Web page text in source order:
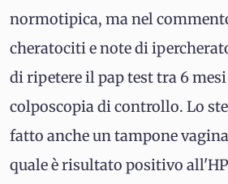
normotipica, ma nel
cheratociti e note di
di ripetere il pap test tra 6 mesi
colposcopia di controllo. Lo
fatto anche un tampone
quale è risultato positivo